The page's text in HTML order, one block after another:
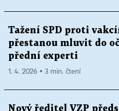
Tažení SPD proti
přestanou mluvit do
přední experti
1. 4. 2026 ▪ 3 min. čtení
Nový ředitel VZP